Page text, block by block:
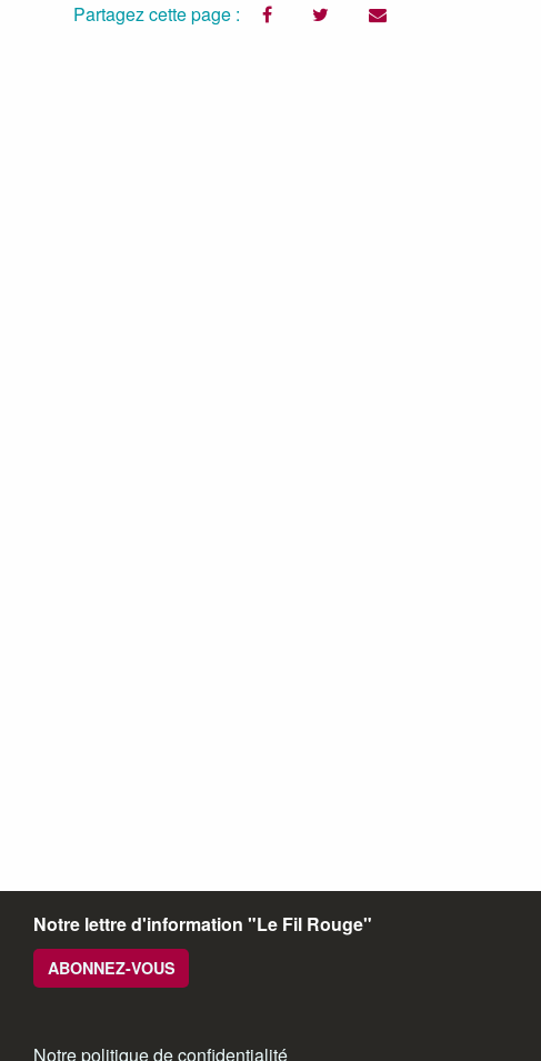
Partagez cette page : facebook twitter
Notre lettre d'information "Le Fil Rouge"
ABONNEZ-VOUS
Notre politique de confidentialité